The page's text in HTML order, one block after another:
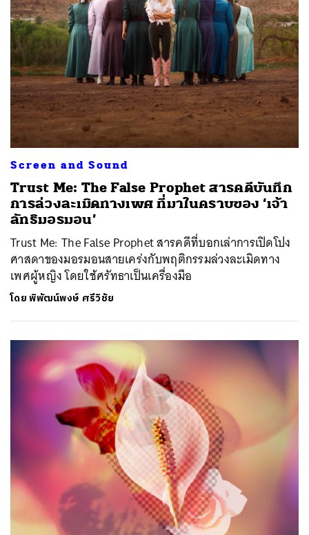
Screen and Sound
Trust Me: The False Prophet สารคดีบันทึก
การล่วงละเมิดทางเพศ ที่มาในคราบของ ‘เจ้า
ลัทธิมอรมอน’
Trust Me: The False Prophet สารคดีที่บอกเล่าการเปิดโปง
ศาสดาของมอรมอนสายเคร่งกับพฤติกรรมล่วงละเมิดทาง
เพศผู้หญิง โดยใช้ศรัทธาเป็นเครื่องมือ
โดยพิพัฒน์พงษ์ ศรีวิชัย